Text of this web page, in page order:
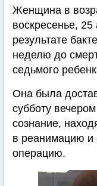
Женщина в
воскресенье,
результате
неделю до
седьмого
Она была
субботу
сознание,
в реанимацию и
операцию.